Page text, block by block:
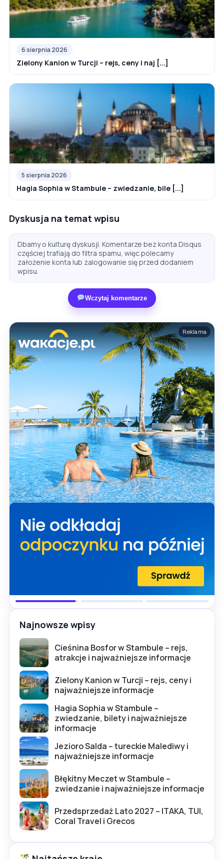
6 sierpnia 2026
Zielony Kanion w Turcji – rejs, ceny i naj [...]
5 sierpnia 2026
Hagia Sophia w Stambule – zwiedzanie, bile [...]
Dyskusja na temat wpisu
Dbamy o kulturę dyskusji. Komentarze bez konta Disqus
częściej trafiają do filtra spamu, więc polecamy
założenie konta lub zalogowanie się przed dodaniem
wpisu.
Wczytaj komentarze
Reklama
Najnowsze wpisy
Cieśnina Bosfor w Stambule – rejs,
atrakcje i najważniejsze informacje
Zielony Kanion w Turcji – rejs, ceny i
najważniejsze informacje
Hagia Sophia w Stambule –
zwiedzanie, bilety i najważniejsze
informacje
Jezioro Salda – tureckie Malediwy i
najważniejsze informacje
Błękitny Meczet w Stambule –
zwiedzanie i najważniejsze informacje
Przedsprzedaż Lato 2027 – ITAKA, TUI,
Coral Travel i Grecos